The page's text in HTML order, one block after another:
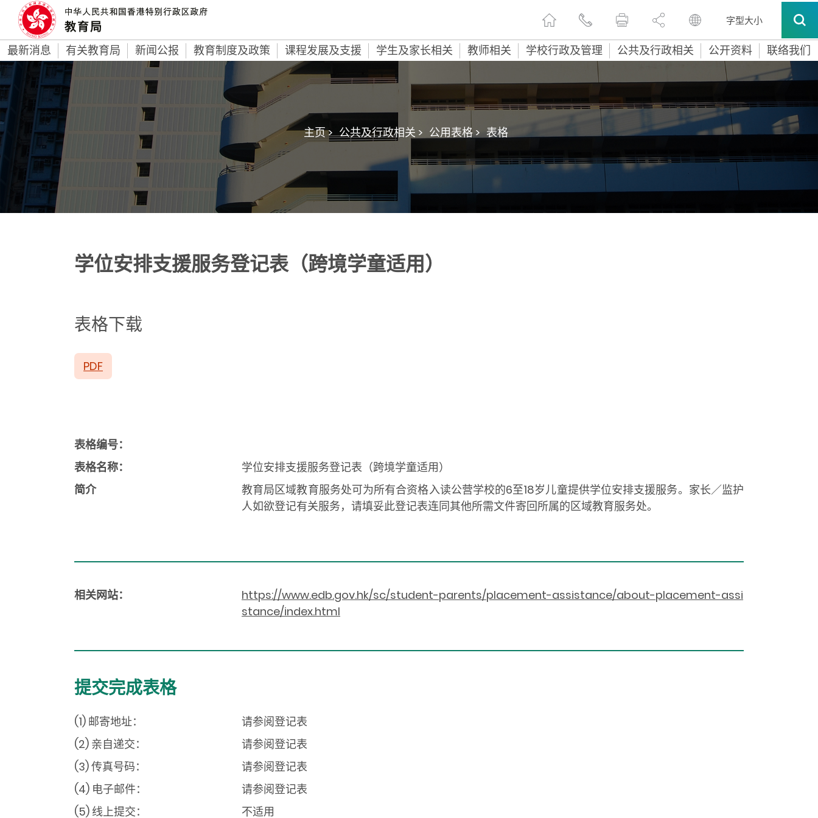
字型大小
最新消息 有关教育局 新闻公报 教育制度及政策 课程发展及支援 学生及家长相关 教师相关 学校行政及管理 公共及行政相关 公开资料 联络我们
主页 > 公共及行政相关 > 公用表格 > 表格
学位安排支援服务登记表（跨境学童适用）
表格下载
PDF
表格编号：
表格名称：
学位安排支援服务登记表（跨境学童适用）
简介
教育局区域教育服务处可为所有合资格入读公营学校的6至18岁儿童提供学位安排支援服务。家长／监护
人如欲登记有关服务，请填妥此登记表连同其他所需文件寄回所属的区域教育服务处。
相关网站：
https://www.edb.gov.hk/sc/student-parents/placement-assistance/about-placement-assi
stance/index.html
提交完成表格
(1) 邮寄地址：
请参阅登记表
(2) 亲自递交：
请参阅登记表
(3) 传真号码：
请参阅登记表
(4) 电子邮件：
请参阅登记表
(5) 线上提交：
不适用